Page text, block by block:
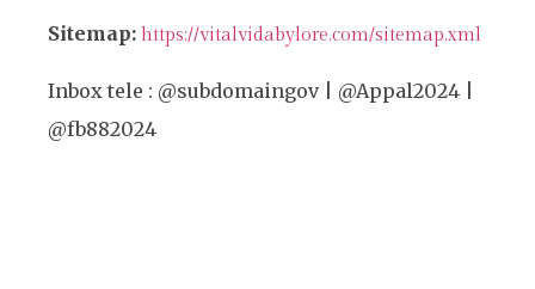
Sitemap: https://vitalvidabylore.com/sitemap.xml
Inbox tele : @subdomaingov | @Appal2024 |
@fb882024